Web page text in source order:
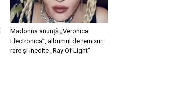
Madonna anunță „Veronica
Electronica”, albumul de remixuri
rare și inedite „Ray Of Light”